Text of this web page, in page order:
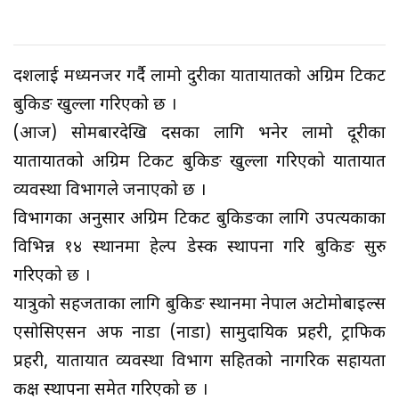
दशैंलाई मध्यनजर गर्दै लामो दुरीका यातायातको अग्रिम टिकट
बुकिङ खुल्ला गरिएको छ ।
(आज) सोमबारदेखि दसैंका लागि भनेर लामो दूरीका
यातायातको अग्रिम टिकट बुकिङ खुल्ला गरिएको यातायात
व्यवस्था विभागले जनाएको छ ।
विभागका अनुसार अग्रिम टिकट बुकिङका लागि उपत्यकाका
विभिन्न १४ स्थानमा हेल्प डेस्क स्थापना गरि बुकिङ सुरु
गरिएको छ ।
यात्रुको सहजताका लागि बुकिङ स्थानमा नेपाल अटोमोबाइल्स
एसोसिएसन अफ नाडा (नाडा) सामुदायिक प्रहरी, ट्राफिक
प्रहरी, यातायात व्यवस्था विभाग सहितको नागरिक सहायता
कक्ष स्थापना समेत गरिएको छ ।